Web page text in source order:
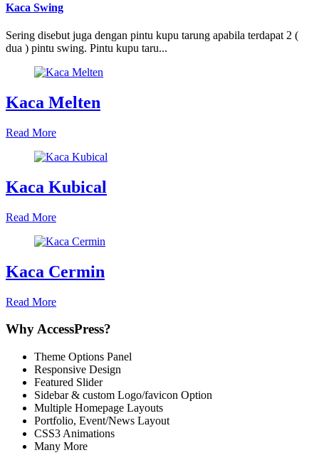
Kaca Swing
Sering disebut juga dengan pintu kupu tarung apabila terdapat 2 (
dua ) pintu swing. Pintu kupu taru...
Kaca Melten
Read More
Kaca Kubical
Read More
Kaca Cermin
Read More
Why AccessPress?
Theme Options Panel
Responsive Design
Featured Slider
Sidebar & custom Logo/favicon Option
Multiple Homepage Layouts
Portfolio, Event/News Layout
CSS3 Animations
Many More